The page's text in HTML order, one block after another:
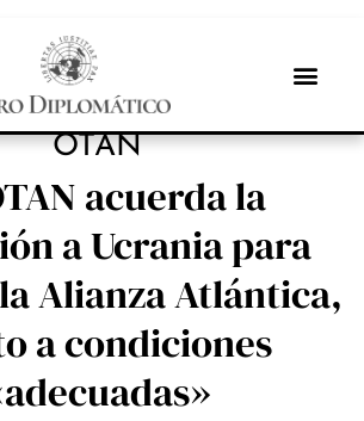
NOTICIAS
OTAN
acuerda la
a Ucrania para
Alianza Atlántica,
a condiciones